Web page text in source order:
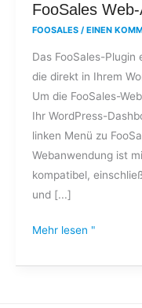
FooSales
FOOSALES / EINEN
Das FooSales-
die direkt in Ihrem
Um die FooSales-
Ihr WordPress-
linken Menü zu
Webanwendung ist
kompatibel,
und [...]
FooSales
Web-
Mehr lesen "